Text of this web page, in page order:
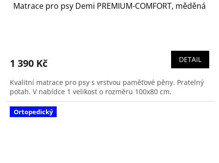
Matrace pro psy Demi PREMIUM-COMFORT, měděná
1 390 Kč DETAIL
Kvalitní matrace pro psy s vrstvou paměťové pěny. Pratelný
potah. V nabídce 1 velikost o rozměru 100x80 cm.
Ortopedický